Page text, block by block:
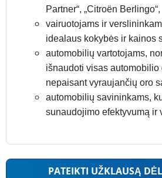
Partner“, „Citroën Berlingo“,
vairuotojams ir
idealaus kokybės ir kainos
automobilių vartotojams,
išnaudoti visas automobilio
nepaisant vyraujančių oro
automobilių savininkams,
sunaudojimo efektyvumą ir
PATEIKTI UŽKLAUSĄ